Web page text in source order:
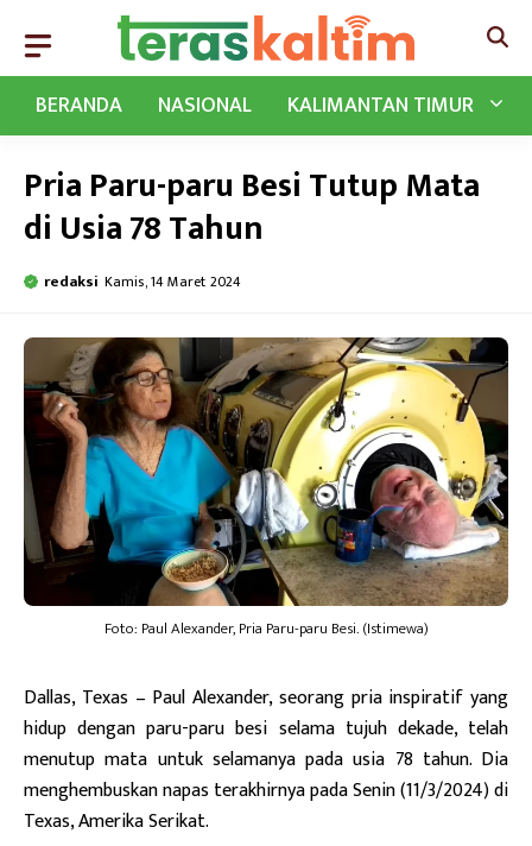
BERANDA
NASIONAL KALIMANTAN TIMUR
Pria Paru-paru Besi Tutup Mata
di Usia 78 Tahun
redaksi Kamis, 14 Maret 2024
Foto: Paul Alexander, Pria Paru-paru Besi. (Istimewa)
Dallas, Texas – Paul Alexander, seorang pria inspiratif yang
hidup dengan paru-paru besi selama tujuh dekade, telah
menutup mata untuk selamanya pada usia 78 tahun. Dia
menghembuskan napas terakhirnya pada Senin (11/3/2024) di
Texas, Amerika Serikat.